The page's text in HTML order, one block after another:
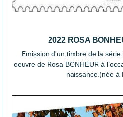
2022 ROSA
Emission d'un timbre de la
oeuvre de Rosa BONHEUR à
naissance.(née à